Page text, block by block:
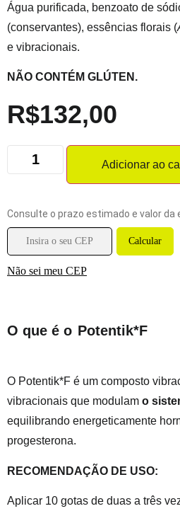
Água purificada, benzoato de
(conservantes), essências florais (
e vibracionais.
NÃO CONTÉM GLÚTEN.
R$132,00
Adicionar ao
Consulte o prazo estimado e valor da
Não sei meu CEP
O que é o Potentik*F
O Potentik*F é um composto
vibracionais que modulam o
equilibrando energeticamente
progesterona.
RECOMENDAÇÃO DE USO:
Aplicar 10 gotas de duas a três